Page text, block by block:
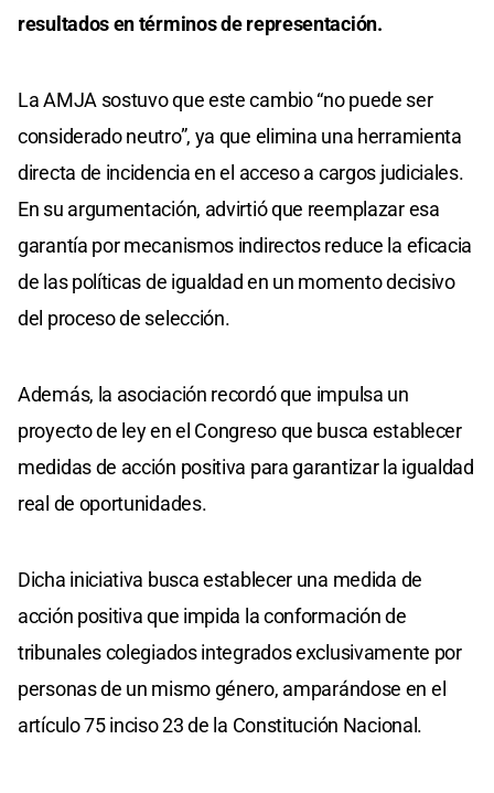
resultados en términos de representación.
La AMJA sostuvo que este cambio “no puede ser
considerado neutro”, ya que elimina una herramienta
directa de incidencia en el acceso a cargos judiciales.
En su argumentación, advirtió que reemplazar esa
garantía por mecanismos indirectos reduce la eficacia
de las políticas de igualdad en un momento decisivo
del proceso de selección.
Además, la asociación recordó que impulsa un
proyecto de ley en el Congreso que busca establecer
medidas de acción positiva para garantizar la igualdad
real de oportunidades.
Dicha iniciativa busca establecer una medida de
acción positiva que impida la conformación de
tribunales colegiados integrados exclusivamente por
personas de un mismo género, amparándose en el
artículo 75 inciso 23 de la Constitución Nacional.